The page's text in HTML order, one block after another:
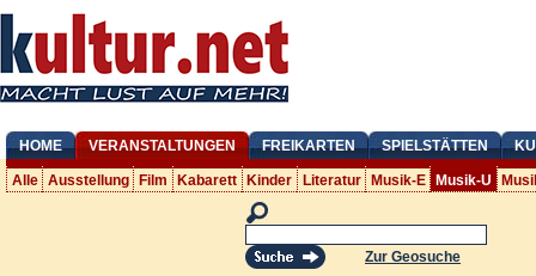
HOME VERANSTALTUNGEN FREIKARTEN SPIELSTÄTTEN
Alle Ausstellung Film Kabarett Kinder Literatur Musik-E Musik-U
Zur Geosuche